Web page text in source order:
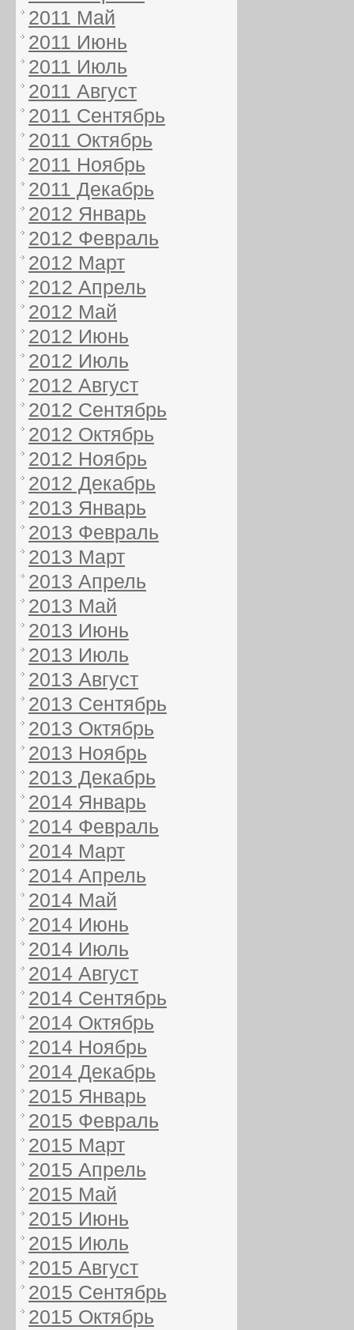
2011 Май
2011 Июнь
2011 Июль
2011 Август
2011 Сентябрь
2011 Октябрь
2011 Ноябрь
2011 Декабрь
2012 Январь
2012 Февраль
2012 Март
2012 Апрель
2012 Май
2012 Июнь
2012 Июль
2012 Август
2012 Сентябрь
2012 Октябрь
2012 Ноябрь
2012 Декабрь
2013 Январь
2013 Февраль
2013 Март
2013 Апрель
2013 Май
2013 Июнь
2013 Июль
2013 Август
2013 Сентябрь
2013 Октябрь
2013 Ноябрь
2013 Декабрь
2014 Январь
2014 Февраль
2014 Март
2014 Апрель
2014 Май
2014 Июнь
2014 Июль
2014 Август
2014 Сентябрь
2014 Октябрь
2014 Ноябрь
2014 Декабрь
2015 Январь
2015 Февраль
2015 Март
2015 Апрель
2015 Май
2015 Июнь
2015 Июль
2015 Август
2015 Сентябрь
2015 Октябрь